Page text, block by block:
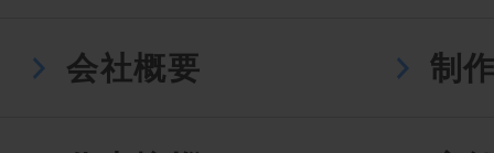
会社概要 制